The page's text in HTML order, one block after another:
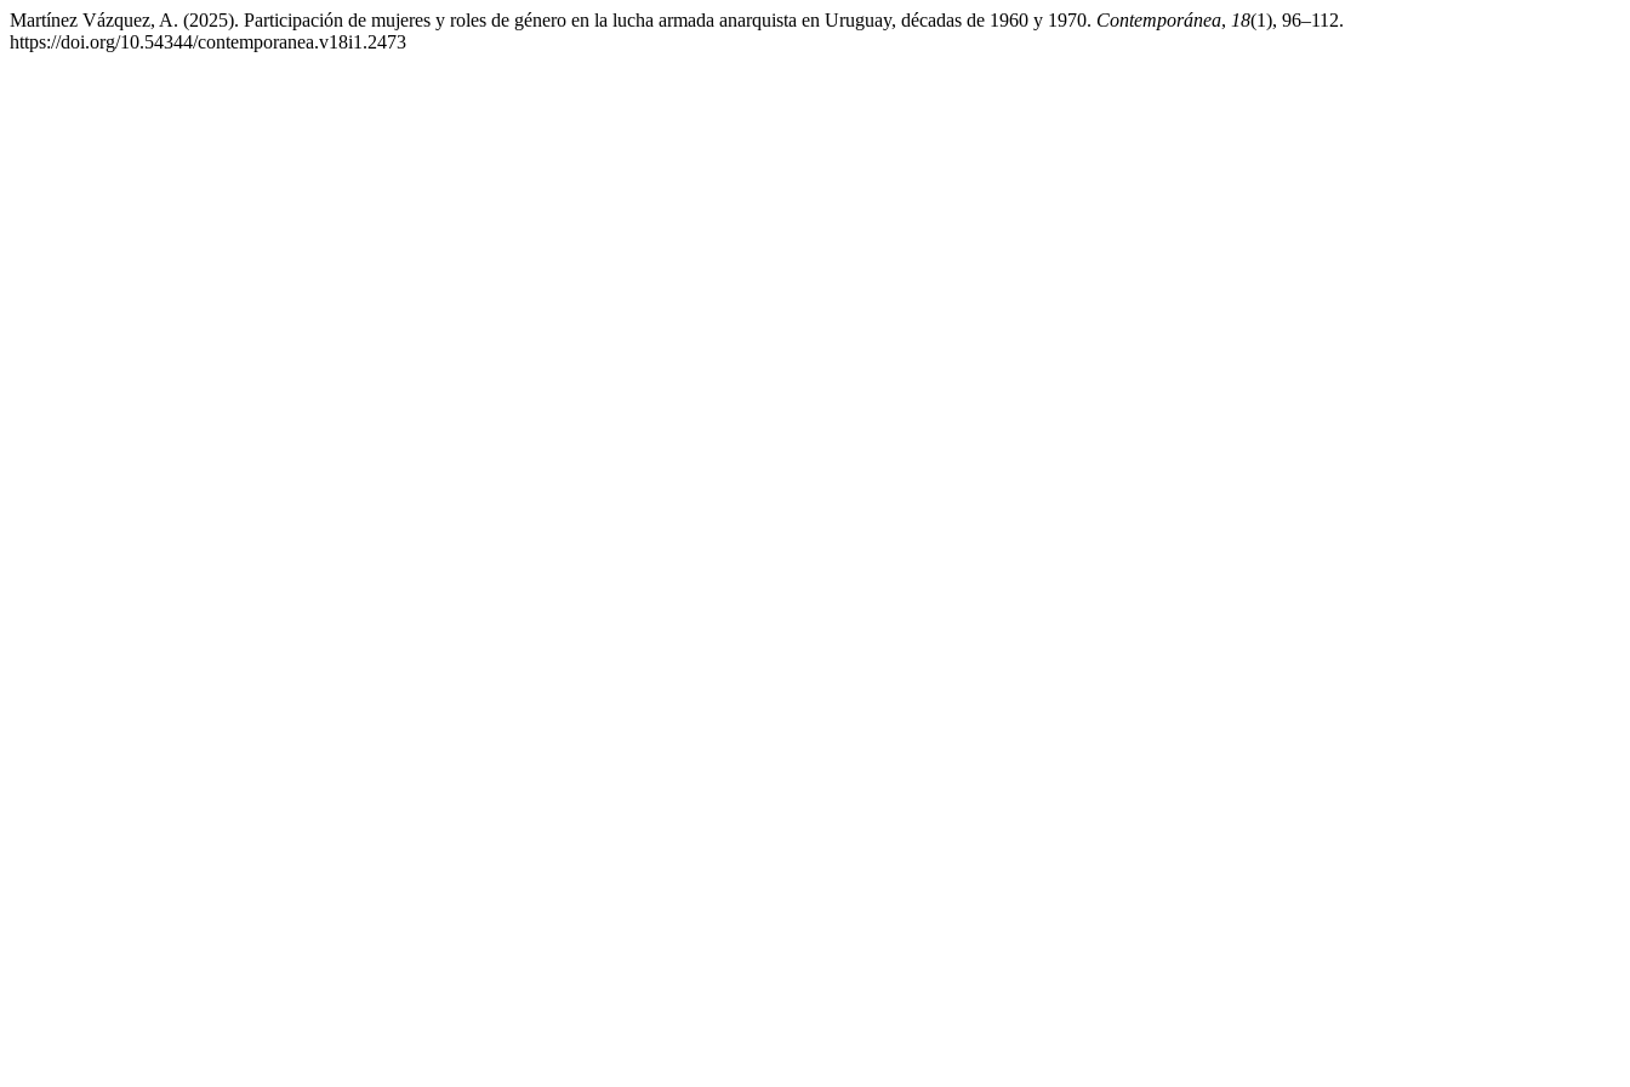
Martínez Vázquez, A. (2025). Participación de mujeres y roles de género en la lucha armada anarquista en Uruguay, décadas de 1960 y 1970. Contemporánea, 18(1), 96–112.
https://doi.org/10.54344/contemporanea.v18i1.2473